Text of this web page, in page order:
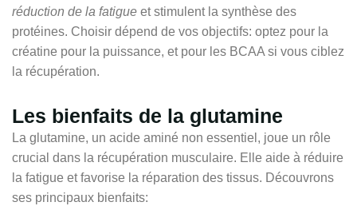
réduction de la fatigue et stimulent la synthèse des
protéines. Choisir dépend de vos objectifs: optez pour la
créatine pour la puissance, et pour les BCAA si vous ciblez
la récupération.
Les bienfaits de la glutamine
La glutamine, un acide aminé non essentiel, joue un rôle
crucial dans la récupération musculaire. Elle aide à réduire
la fatigue et favorise la réparation des tissus. Découvrons
ses principaux bienfaits: